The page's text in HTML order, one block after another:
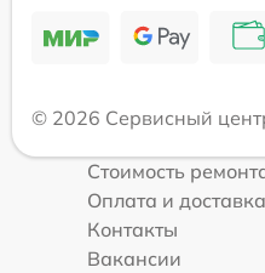
© 2026 Сервисный
Стоимость
Оплата и доставка
Контакты
Вакансии